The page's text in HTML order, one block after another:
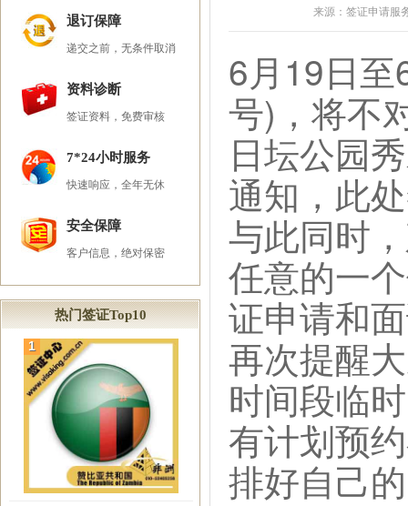
退订保障
递交之前，无条件取消
资料诊断
签证资料，免费审核
7*24小时服务
快速响应，全年无休
安全保障
客户信息，绝对保密
热门签证Top10
1
来源：签证申请
6月19日
号)，将不
日坛公园
通知，此
与此同时
任意的一
证申请和
再次提醒
时间段临
有计划预
排好自己